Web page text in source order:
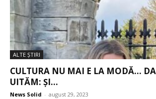
ALTE ŞTIRI
CULTURA NU MAI E LA MODĂ…
UITĂM: ȘI...
News Solid - august 29, 2023